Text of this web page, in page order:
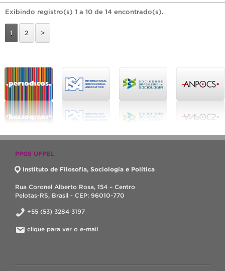
Exibindo registro(s) 1 a 10 de 14 encontrado(s).
1 2 >
PPGS UFPEL
Instituto de Filosofia, Sociologia e Política
Rua Coronel Alberto Rosa, 154 – Centro
Pelotas-RS, Brasil - CEP: 96010-770
+55 (53) 3284 3197
clique para ver o e-mail